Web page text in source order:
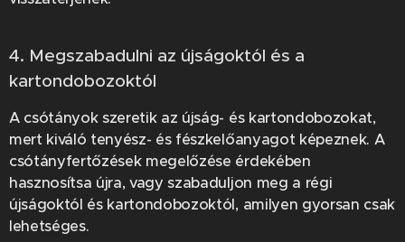
4. Megszabadulni az újságoktól és a
kartondobozoktól
A csótányok szeretik az újság- és kartondobozokat,
mert kiváló tenyész- és fészkelőanyagot képeznek. A
csótányfertőzések megelőzése érdekében
hasznosítsa újra, vagy szabaduljon meg a régi
újságoktól és kartondobozoktól, amilyen gyorsan csak
lehetséges.